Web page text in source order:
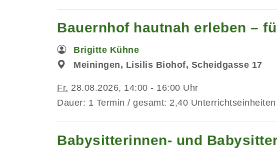
Bauernhof hautnah erleben –
Brigitte Kühne
Meiningen, Lisilis Biohof, Scheidgasse 17
Fr. 28.08.2026, 14:00 - 16:00 Uhr
Dauer: 1 Termin / gesamt: 2,40 Unterrichtseinheiten
Babysitterinnen- und